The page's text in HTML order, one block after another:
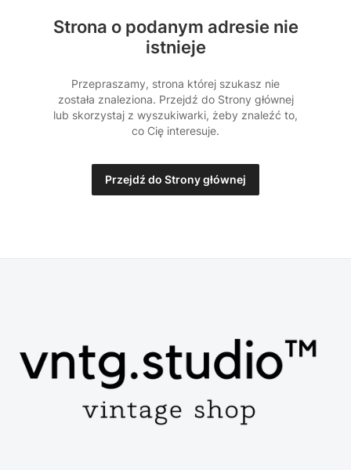
Strona o podanym adresie nie
istnieje
Przepraszamy, strona której szukasz nie
została znaleziona. Przejdź do Strony głównej
lub skorzystaj z wyszukiwarki, żeby znaleźć to,
co Cię interesuje.
Przejdź do Strony głównej